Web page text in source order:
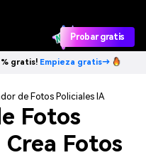
Probar gratis
% gratis! Empieza gratis→
de Fotos Policiales IA
Fotos
Fotos